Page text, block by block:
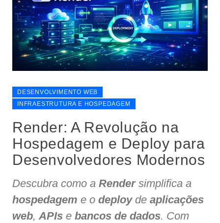
DESENVOLVIMENTO WEB
INFRAESTRUTURA E HOSPEDAGEM
Render: A Revolução na
Hospedagem e Deploy para
Desenvolvedores Modernos
Descubra como a Rendersimplifica a
hospedagem e o deployde aplicações
web,APIs e bancos de dados. Com